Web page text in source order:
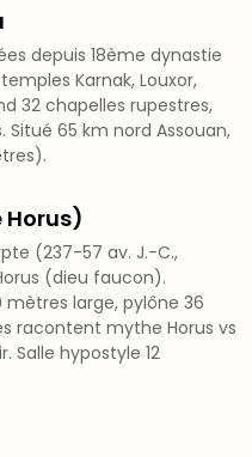
depuis 18ème dynastie
Karnak, Louxor,
32 chapelles rupestres,
65 km nord Assouan,
Horus)
(237-57 av. J.-C.,
(dieu faucon).
mètres large, pylône 36
racontent mythe Horus vs
Salle hypostyle 12